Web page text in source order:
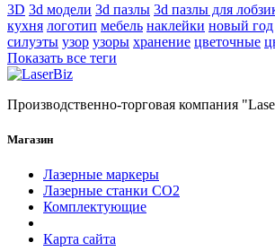
3D 3d модели 3d пазлы 3d пазлы для
кухня логотип мебель наклейки новый год
силуэты узор узоры хранение цветочные
Показать все теги
Производственно-торговая компания
Магазин
Лазерные маркеры
Лазерные станки СО2
Комплектующие
Карта сайта